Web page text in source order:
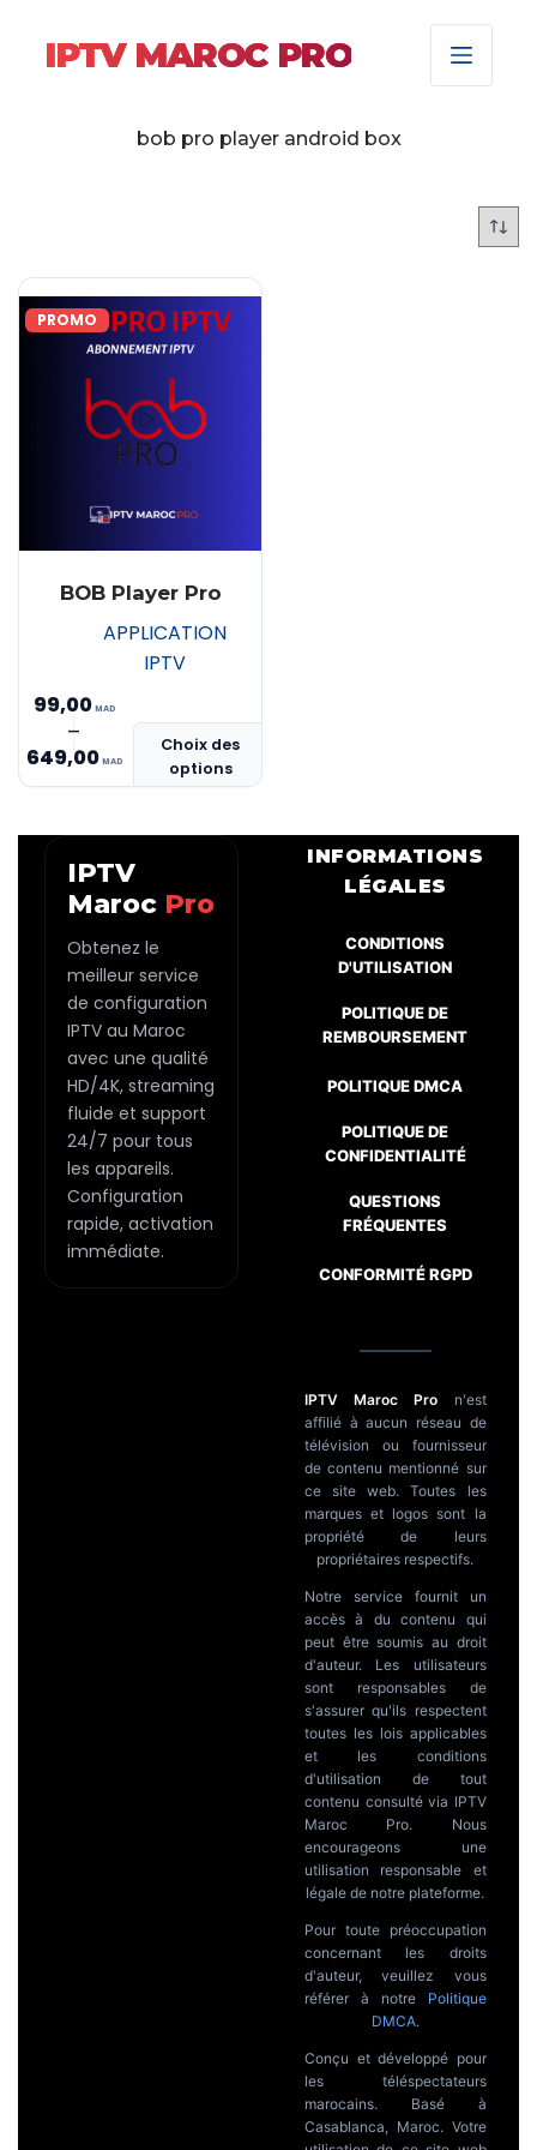
contenu
IPTV MAROC PRO
bob pro player android box
PROMO
BOB Player Pro
APPLICATION
IPTV
99,00
–
649,00
Plage
de
à
MAD 649,00
Choix des
options
produit
a
options
peuvent
choisies
produit
IPTV
Maroc Pro
Obtenez le
meilleur service
de configuration
IPTV au Maroc
avec une qualité
HD/4K, streaming
fluide et support
24/7 pour tous
les appareils.
Configuration
rapide, activation
immédiate.
INFORMATIONS
LÉGALES
CONDITIONS
D'UTILISATION
POLITIQUE DE
REMBOURSEMENT
POLITIQUE DMCA
POLITIQUE DE
CONFIDENTIALITÉ
QUESTIONS
FRÉQUENTES
CONFORMITÉ RGPD
IPTV Maroc Pro n'est
affilié à aucun réseau de
télévision ou fournisseur
de contenu mentionné sur
ce site web. Toutes les
marques et logos sont la
propriété de leurs
propriétaires respectifs.
Notre service fournit un
accès à du contenu qui
peut être soumis au droit
d'auteur. Les utilisateurs
sont responsables de
s'assurer qu'ils respectent
toutes les lois applicables
et les conditions
d'utilisation de tout
contenu consulté via IPTV
Maroc Pro. Nous
encourageons une
utilisation responsable et
légale de notre plateforme.
Pour toute préoccupation
concernant les droits
d'auteur, veuillez vous
référer à notre Politique
DMCA.
Conçu et développé pour
les téléspectateurs
marocains. Basé à
Casablanca, Maroc. Votre